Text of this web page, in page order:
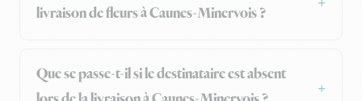
livraison de fleurs à Caunes-Minervois ?
Que se passe-t-il si le destinataire est absent